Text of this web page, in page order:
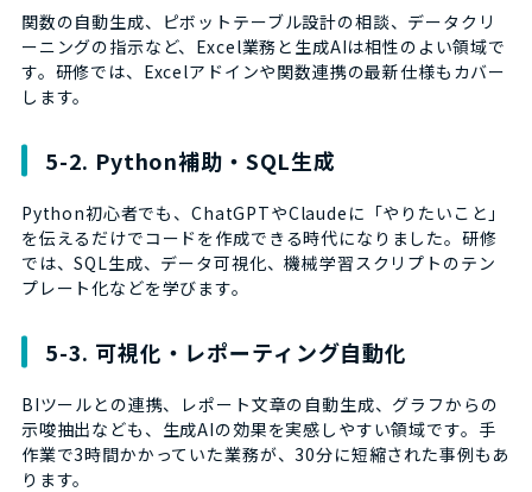
関数の自動生成、ピボットテーブル設計の相談、データクリ
ーニングの指示など、Excel業務と生成AIは相性のよい領域で
す。研修では、Excelアドインや関数連携の最新仕様もカバー
します。
5-2. Python補助・SQL生成
Python初心者でも、ChatGPTやClaudeに「やりたいこと」
を伝えるだけでコードを作成できる時代になりました。研修
では、SQL生成、データ可視化、機械学習スクリプトのテン
プレート化などを学びます。
5-3. 可視化・レポーティング自動化
BIツールとの連携、レポート文章の自動生成、グラフからの
示唆抽出なども、生成AIの効果を実感しやすい領域です。手
作業で3時間かかっていた業務が、30分に短縮された事例もあ
ります。